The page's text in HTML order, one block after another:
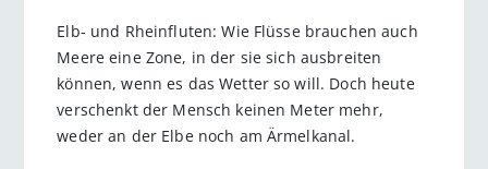
Elb- und Rheinfluten: Wie Flüsse brauchen auch
Meere eine Zone, in der sie sich ausbreiten
können, wenn es das Wetter so will. Doch heute
verschenkt der Mensch keinen Meter mehr,
weder an der Elbe noch am Ärmelkanal.